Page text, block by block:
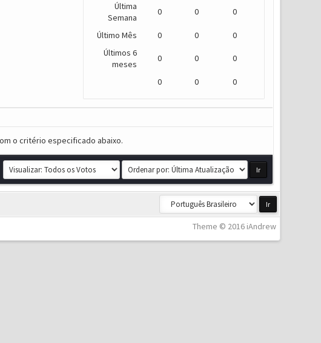
Última
Semana
0 0 0
Último Mês 0 0
0
Últimos 6
meses
0 0 0
0 0 0
o critério especificado abaixo.
Theme © 2016 iAndrew